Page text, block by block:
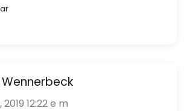
12:22 e m